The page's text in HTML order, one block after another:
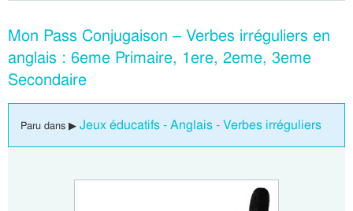
Mon Pass Conjugaison – Verbes irréguliers en
anglais : 6eme Primaire, 1ere, 2eme, 3eme
Secondaire
Paru dans ▶ Jeux éducatifs - Anglais - Verbes irréguliers